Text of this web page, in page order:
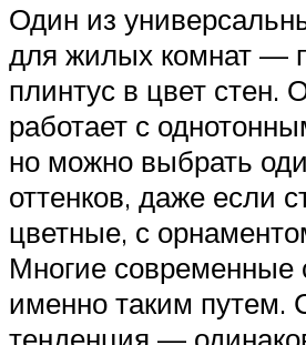
Один из
для жилых комнат —
плинтус в цвет стен.
работает с
но можно выбрать
оттенков, даже если
цветные, с
Многие современные
именно таким путем.